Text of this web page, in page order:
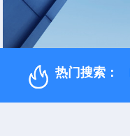
热门搜索：